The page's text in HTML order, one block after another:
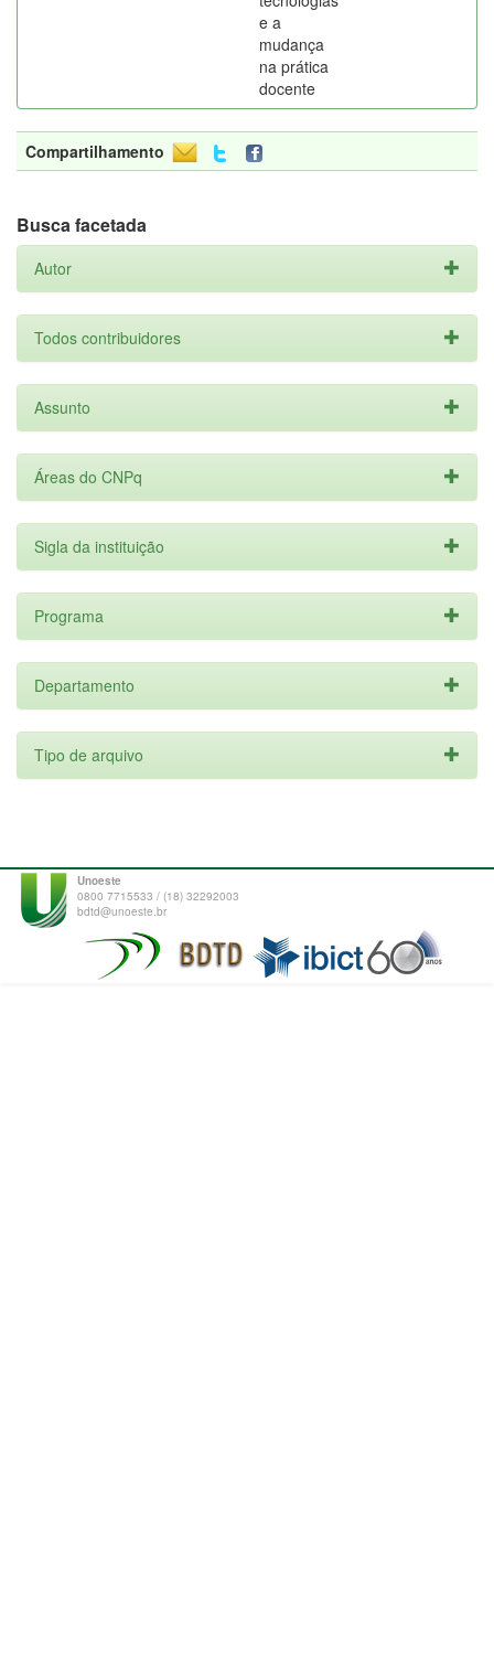
e a
mudança
na prática
docente
Compartilhamento
Busca facetada
Autor
Todos contribuidores
Assunto
Áreas do CNPq
Sigla da instituição
Programa
Departamento
Tipo de arquivo
Unoeste
0800 7715533 / (18) 32292003
bdtd@unoeste.br